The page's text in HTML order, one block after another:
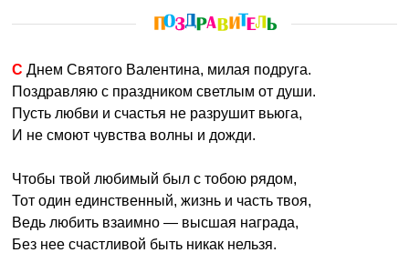
С Днем Святого Валентина, милая подруга.
Поздравляю с праздником светлым от души.
Пусть любви и счастья не разрушит вьюга,
И не смоют чувства волны и дожди.
Чтобы твой любимый был с тобою рядом,
Тот один единственный, жизнь и часть твоя,
Ведь любить взаимно — высшая награда,
Без нее счастливой быть никак нельзя.